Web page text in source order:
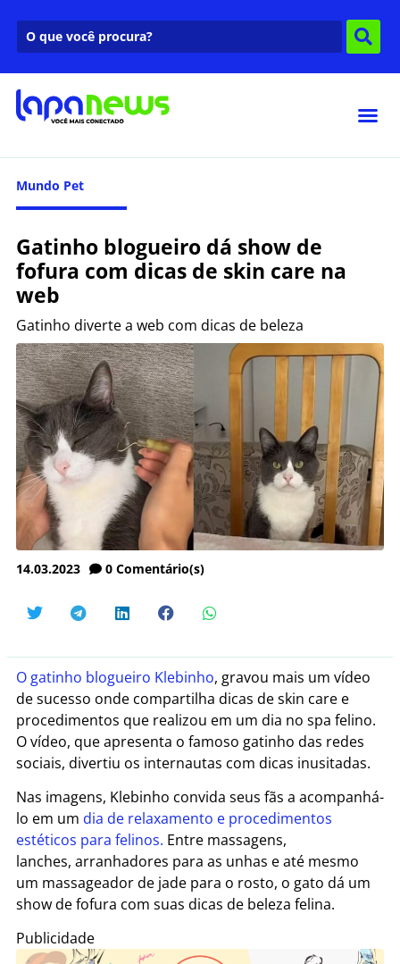
Mundo Pet
Gatinho blogueiro dá show de
fofura com dicas de skin care na
web
Gatinho diverte a web com dicas de beleza
14.03.2023 0 Comentário(s)
O gatinho blogueiro Klebinho, gravou mais um vídeo
de sucesso onde compartilha dicas de skin care e
procedimentos que realizou em um dia no spa felino.
O vídeo, que apresenta o famoso gatinho das redes
sociais, divertiu os internautas com dicas inusitadas.
Nas imagens, Klebinho convida seus fãs a acompanhá-
lo em um dia de relaxamento e procedimentos
estéticos para felinos. Entre massagens,
lanches, arranhadores para as unhas e até mesmo
um massageador de jade para o rosto, o gato dá um
show de fofura com suas dicas de beleza felina.
Publicidade